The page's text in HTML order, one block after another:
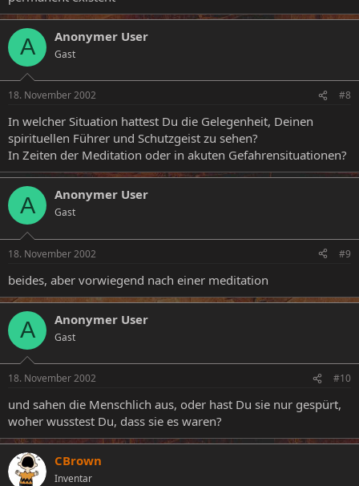
A Anonymer User
Gast
18. November 2002 #8
In welcher Situation hattest Du die Gelegenheit, Deinen
spirituellen Führer und Schutzgeist zu sehen?
In Zeiten der Meditation oder in akuten Gefahrensituationen?
A Anonymer User
Gast
18. November 2002 #9
beides, aber vorwiegend nach einer meditation
A Anonymer User
Gast
18. November 2002 #10
und sahen die Menschlich aus, oder hast Du sie nur gespürt,
woher wusstest Du, dass sie es waren?
CBrown
Inventar